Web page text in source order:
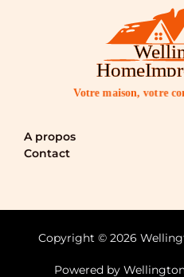
Votre maison, votre
A propos
Contact
Copyright © 2026
Powered by